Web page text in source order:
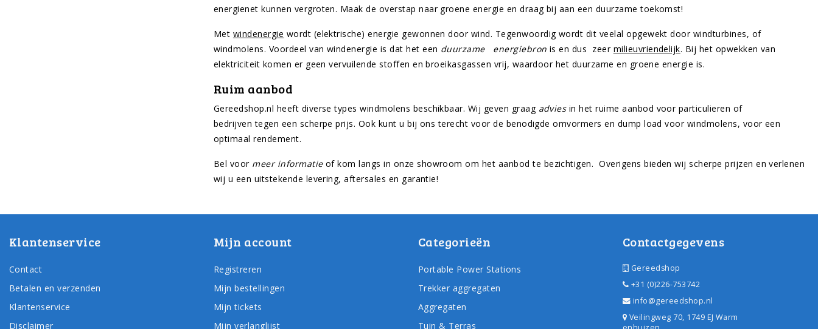
energienet kunnen vergroten. Maak de overstap naar groene energie en draag bij aan een duurzame toekomst!
Met windenergie wordt (elektrische) energie gewonnen door wind. Tegenwoordig wordt dit veelal opgewekt door windturbines, of
windmolens. Voordeel van windenergie is dat het een duurzame energiebron is en dus zeer milieuvriendelijk. Bij het opwekken van
elektriciteit komen er geen vervuilende stoffen en broeikasgassen vrij, waardoor het duurzame en groene energie is.
Ruim aanbod
Gereedshop.nl heeft diverse types windmolens beschikbaar. Wij geven graag adviesin het ruime aanbod voor particulieren of
bedrijven tegen een scherpe prijs. Ook kunt u bij ons terecht voor de benodigde omvormers en dump load voor windmolens, voor een
optimaal rendement.
Bel voor meer informatieof kom langs in onze showroom om het aanbod te bezichtigen. Overigens bieden wij scherpe prijzen en verlenen
wij u een uitstekende levering, aftersales en garantie!
Klantenservice
Contact
Betalen en verzenden
Klantenservice
Disclaimer
Mijn account
Registreren
Mijn bestellingen
Mijn tickets
Mijn verlanglijst
Categorieën
Portable Power Stations
Trekker aggregaten
Aggregaten
Tuin & Terras
Contactgegevens
Gereedshop
+31 (0)226-753742
info@gereedshop.nl
Veilingweg 70, 1749 EJ Warm